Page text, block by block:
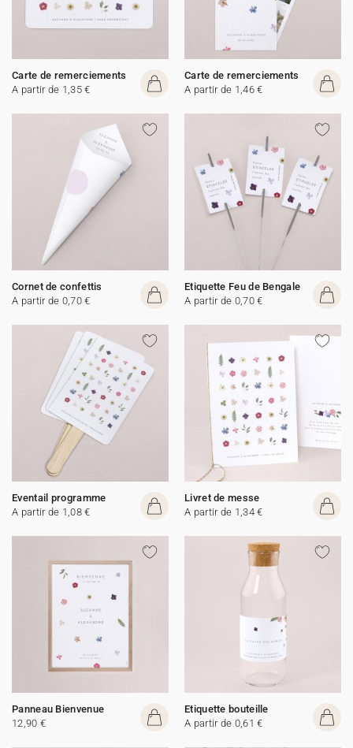
Carte de remerciements
A partir de 1,35 €
Carte de remerciements
A partir de 1,46 €
Cornet de confettis
A partir de 0,70 €
Etiquette Feu de Bengale
A partir de 0,70 €
Eventail programme
A partir de 1,08 €
Livret de messe
A partir de 1,34 €
Panneau Bienvenue
12,90 €
Etiquette bouteille
A partir de 0,61 €